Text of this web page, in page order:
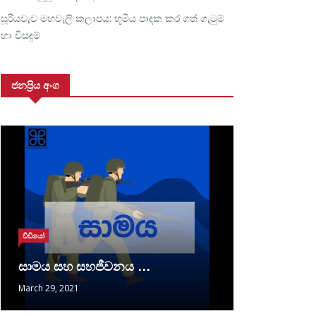
සූරියවැව මහවැලි කලාපය: භූමිය පාදක කර ගත් ගැටුම්
හා විසඳුම්
ජනප්‍රිය අංග
වීඩියෝ
සාමය සහ සහජීවනය …
March 29, 2021